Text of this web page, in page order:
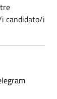
candidato/i